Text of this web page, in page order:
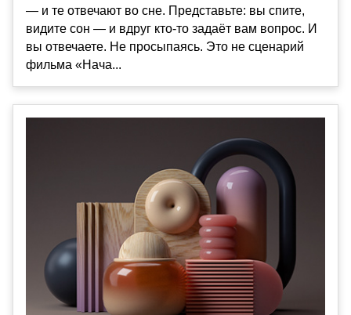
— и те отвечают во сне. Представьте: вы спите,
видите сон — и вдруг кто-то задаёт вам вопрос. И
вы отвечаете. Не просыпаясь. Это не сценарий
фильма «Нача...